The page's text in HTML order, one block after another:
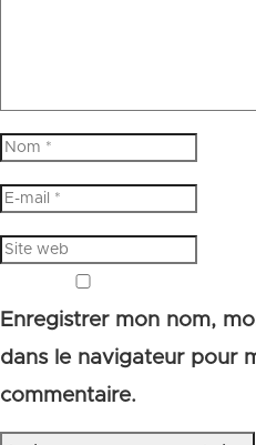
Enregistrer mon nom,
dans le navigateur pour
commentaire.